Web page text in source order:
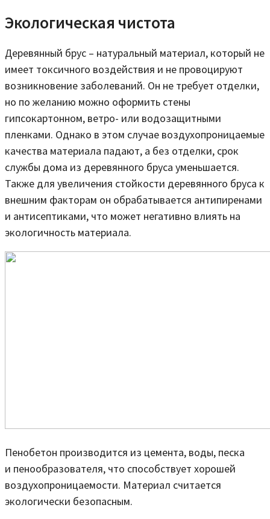
Экологическая чистота
Деревянный брус – натуральный материал, который не
имеет токсичного воздействия и не провоцируют
возникновение заболеваний. Он не требует отделки,
но по желанию можно оформить стены
гипсокартонном, ветро- или водозащитными
пленками. Однако в этом случае воздухопроницаемые
качества материала падают, а без отделки, срок
службы дома из деревянного бруса уменьшается.
Также для увеличения стойкости деревянного бруса к
внешним факторам он обрабатывается антипиренами
и антисептиками, что может негативно влиять на
экологичность материала.
Пенобетон производится из цемента, воды, песка
и пенообразователя, что способствует хорошей
воздухопроницаемости. Материал считается
экологически безопасным.